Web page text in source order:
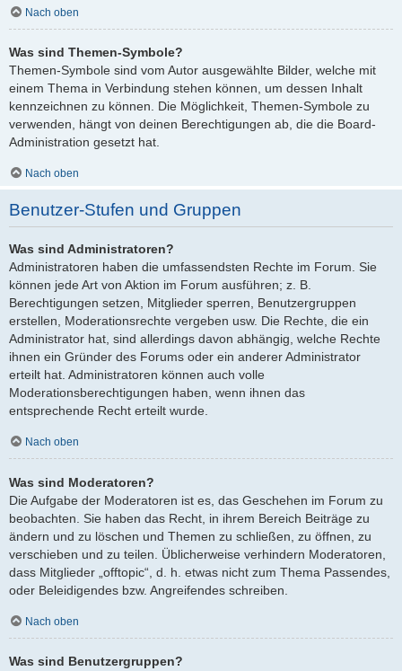
Nach oben
Was sind Themen-Symbole?
Themen-Symbole sind vom Autor ausgewählte Bilder, welche mit
einem Thema in Verbindung stehen können, um dessen Inhalt
kennzeichnen zu können. Die Möglichkeit, Themen-Symbole zu
verwenden, hängt von deinen Berechtigungen ab, die die Board-
Administration gesetzt hat.
Nach oben
Benutzer-Stufen und Gruppen
Was sind Administratoren?
Administratoren haben die umfassendsten Rechte im Forum. Sie
können jede Art von Aktion im Forum ausführen; z. B.
Berechtigungen setzen, Mitglieder sperren, Benutzergruppen
erstellen, Moderationsrechte vergeben usw. Die Rechte, die ein
Administrator hat, sind allerdings davon abhängig, welche Rechte
ihnen ein Gründer des Forums oder ein anderer Administrator
erteilt hat. Administratoren können auch volle
Moderationsberechtigungen haben, wenn ihnen das
entsprechende Recht erteilt wurde.
Nach oben
Was sind Moderatoren?
Die Aufgabe der Moderatoren ist es, das Geschehen im Forum zu
beobachten. Sie haben das Recht, in ihrem Bereich Beiträge zu
ändern und zu löschen und Themen zu schließen, zu öffnen, zu
verschieben und zu teilen. Üblicherweise verhindern Moderatoren,
dass Mitglieder „offtopic“, d. h. etwas nicht zum Thema Passendes,
oder Beleidigendes bzw. Angreifendes schreiben.
Nach oben
Was sind Benutzergruppen?